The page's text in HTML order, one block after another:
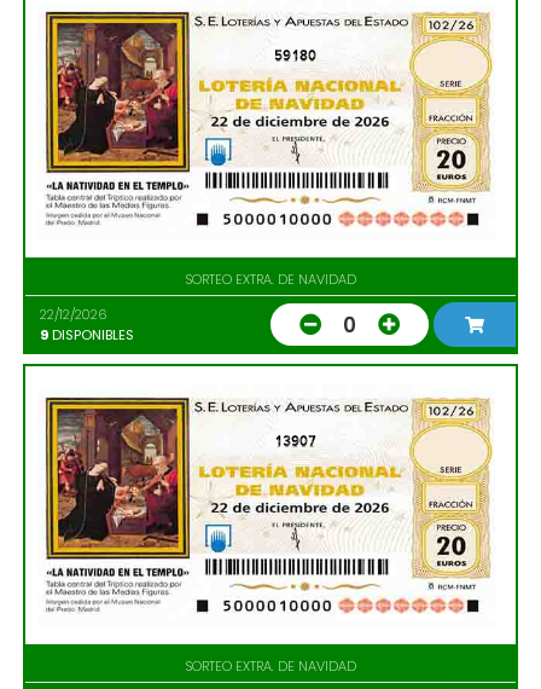
59180
SORTEO EXTRA. DE NAVIDAD
22/12/2026
9DISPONIBLES 0
13907
SORTEO EXTRA. DE NAVIDAD